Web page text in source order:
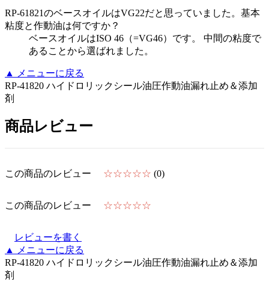
RP-61821のベースオイルはVG22だと思っていました。基本
粘度と作動油は何ですか？
ベースオイルはISO 46（=VG46）です。 中間の粘度で
あることから選ばれました。
▲
メニューに戻る
RP-41820 ハイドロリックシール油圧作動油漏れ止め＆添加
剤
商品レビュー
この商品のレビュー ☆☆☆☆☆ (0)
この商品のレビュー ☆☆☆☆☆
レビューを書く
▲
メニューに戻る
RP-41820 ハイドロリックシール油圧作動油漏れ止め＆添加
剤